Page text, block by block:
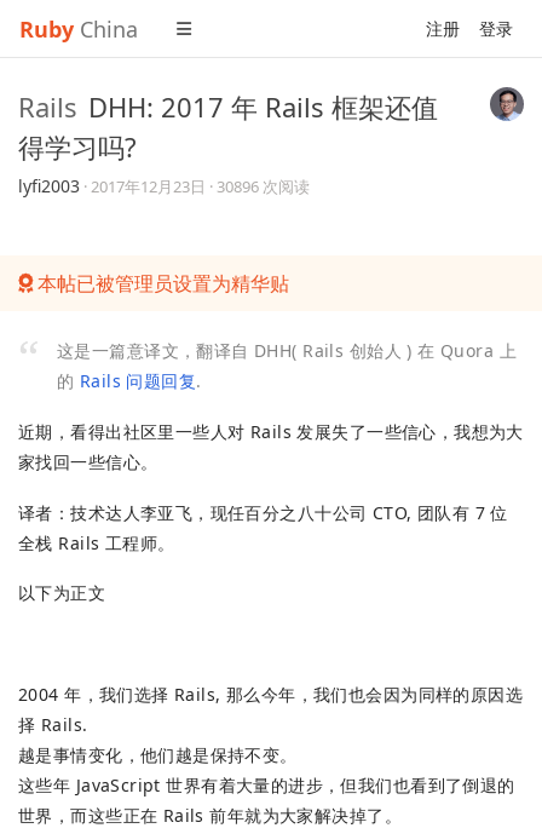
Ruby China 注册 登录
Rails DHH: 2017 年 Rails 框架还值
得学习吗?
lyfi2003 ·2017年12月23日 · 30896 次阅读
本帖已被管理员设置为精华贴
这是一篇意译文，翻译自 DHH( Rails 创始人 ) 在 Quora 上
的 Rails 问题回复.
近期，看得出社区里一些人对 Rails 发展失了一些信心，我想为大
家找回一些信心。
译者：技术达人李亚飞，现任百分之八十公司 CTO, 团队有 7 位
全栈 Rails 工程师。
以下为正文
2004 年，我们选择 Rails, 那么今年，我们也会因为同样的原因选
择 Rails.
越是事情变化，他们越是保持不变。
这些年 JavaScript 世界有着大量的进步，但我们也看到了倒退的
世界，而这些正在 Rails 前年就为大家解决掉了。